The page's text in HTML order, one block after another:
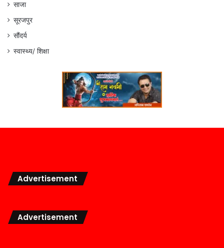
साजा
सूरजपुर
सौंदर्य
स्वास्थ्य/ शिक्षा
Advertisement
Advertisement